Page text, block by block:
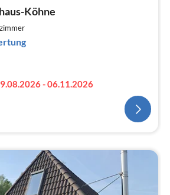
Köhne
- 06.11.2026